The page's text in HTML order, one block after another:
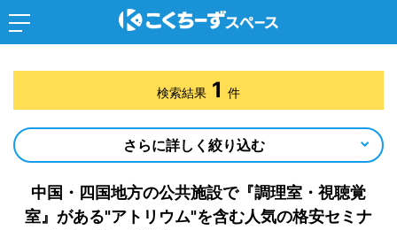
中国・四国地方の公共施設で『調理室・視聴覚
室』がある"アトリウム"を含む人気の格安セミナ
検索結果 1 件
さらに詳しく絞り込む